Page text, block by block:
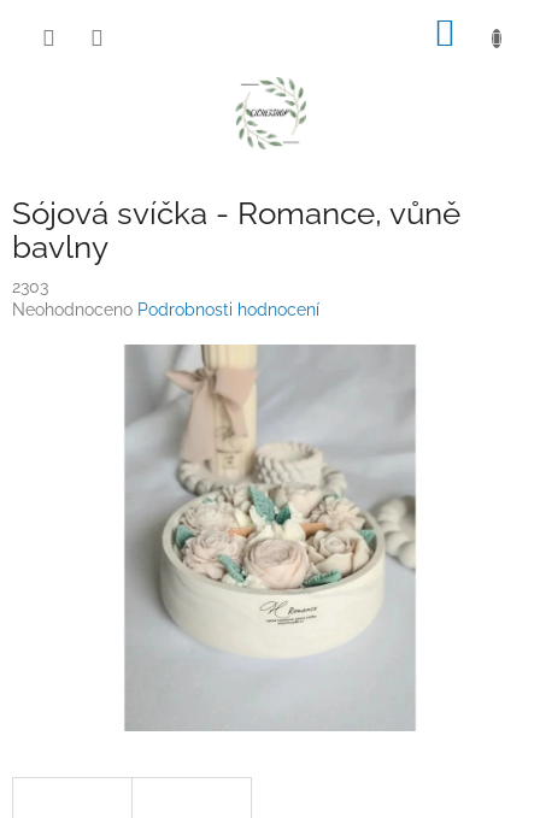
Sójová svíčka - Romance, vůně
bavlny
2303
Průměrné
Neohodnoceno Podrobnosti hodnocení